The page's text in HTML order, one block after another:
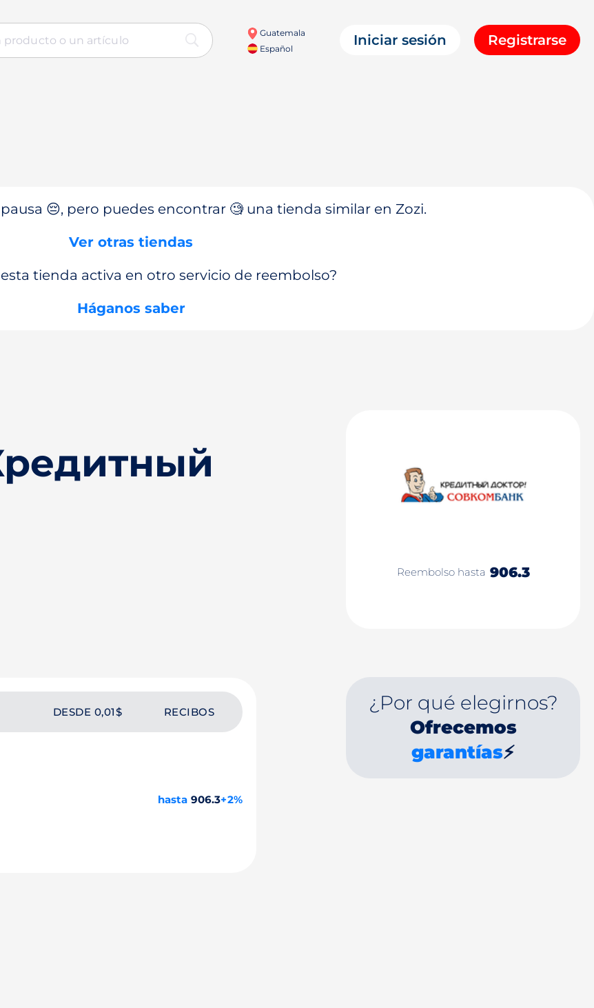
Guatemala
Español
Iniciar sesión Registrarse
😔, pero puedes encontrar 🧐 una tienda similar en Zozi.
Ver otras tiendas
tienda activa en otro servicio de reembolso?
Háganos saber
Reembolso hasta 906.3
DESDE 0,01$ RECIBOS
hasta 906.3+2%
¿Por qué elegirnos?
Ofrecemos
garantías⚡